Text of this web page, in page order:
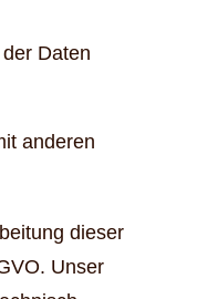
Daten
anderen
dieser
Unser